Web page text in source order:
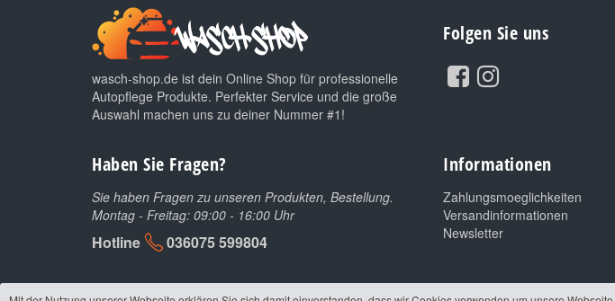
wasch-shop.de ist dein Online Shop für professionelle
Autopflege Produkte. Perfekter Service und die große
Auswahl machen uns zu deiner Nummer #1!
Folgen Sie uns
Haben Sie Fragen?
Sie haben Fragen zu unseren Produkten, Bestellung.
Montag - Freitag: 09:00 - 16:00 Uhr
Hotline 036075 599804
Informationen
Zahlungsmoeglichkeiten
Versandinformationen
Newsletter